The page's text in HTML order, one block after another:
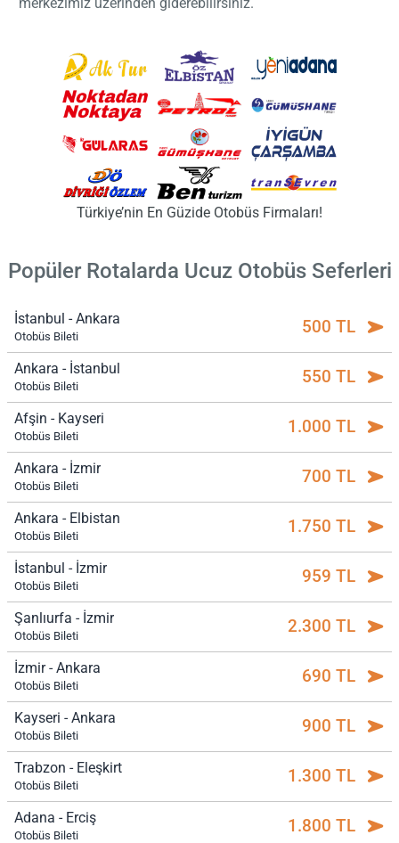
Türkiye’nin En Güzide Otobüs Firmaları!
Popüler Rotalarda Ucuz Otobüs Seferleri
İstanbul - Ankara
Otobüs Bileti 500 TL
Ankara - İstanbul
Otobüs Bileti 550 TL
Afşin - Kayseri
Otobüs Bileti 1.000 TL
Ankara - İzmir
Otobüs Bileti 700 TL
Ankara - Elbistan
Otobüs Bileti 1.750 TL
İstanbul - İzmir
Otobüs Bileti 959 TL
Şanlıurfa - İzmir
Otobüs Bileti 2.300 TL
İzmir - Ankara
Otobüs Bileti 690 TL
Kayseri - Ankara
Otobüs Bileti 900 TL
Trabzon - Eleşkirt
Otobüs Bileti 1.300 TL
Adana - Erciş
Otobüs Bileti 1.800 TL